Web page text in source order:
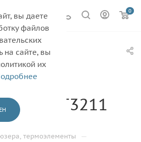
0
вал
для
Studio
CET3211
термоэлементы —
вы даете
файлов
на сайте, вы
их